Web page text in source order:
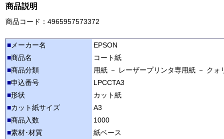
商品説明
商品コード：4965957573372
■ メーカー名
EPSON
■商品名
コート紙
■商品分類
用紙 － レーザープリンタ専用紙 － クォ
■申込番号
LPCCTA3
■形状
カット紙
■カット紙サイズ
A3
■商品入数
1000
■素材･材質
紙ベース